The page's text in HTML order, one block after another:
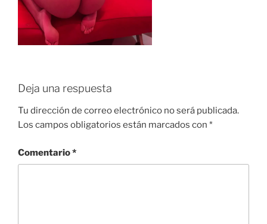
Deja una respuesta
Tu dirección de correo electrónico no será publicada.
Los campos obligatorios están marcados con *
Comentario*